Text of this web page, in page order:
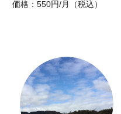
価格：550円/月（税込）